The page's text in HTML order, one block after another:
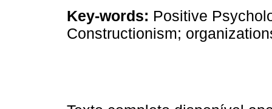
Key-words: Positive
Constructionism;